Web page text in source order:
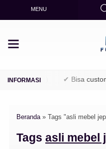
MENU
/ Perhutani) ✔ Bisa
Beranda» Tags "asli mebel
Tags asli mebel